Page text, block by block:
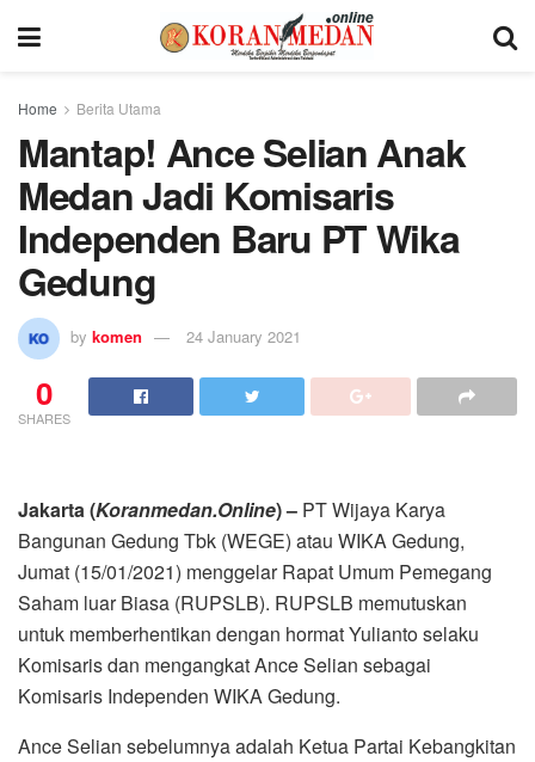
Home Berita Utama
Mantap! Ance Selian Anak
Medan Jadi Komisaris
Independen Baru PT Wika
Gedung
by komen 24 January 2021
0
SHARES
Jakarta (Koranmedan.Online) – PT Wijaya Karya
Bangunan Gedung Tbk (WEGE) atau WIKA Gedung,
Jumat (15/01/2021) menggelar Rapat Umum Pemegang
Saham luar Biasa (RUPSLB). RUPSLB memutuskan
untuk memberhentikan dengan hormat Yulianto selaku
Komisaris dan mengangkat Ance Selian sebagai
Komisaris Independen WIKA Gedung.
Ance Selian sebelumnya adalah Ketua Partai Kebangkitan